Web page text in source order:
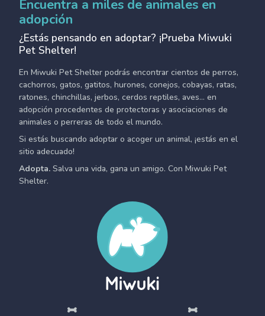
Encuentra a miles de animales en
adopción
¿Estás pensando en adoptar? ¡Prueba Miwuki
Pet Shelter!
En Miwuki Pet Shelter podrás encontrar cientos de perros,
cachorros, gatos, gatitos, hurones, conejos, cobayas, ratas,
ratones, chinchillas, jerbos, cerdos reptiles, aves... en
adopción procedentes de protectoras y asociaciones de
animales o perreras de todo el mundo.
Si estás buscando adoptar o acoger un animal, ¡estás en el
sitio adecuado!
Adopta. Salva una vida, gana un amigo. Con Miwuki Pet
Shelter.